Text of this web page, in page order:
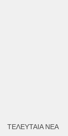
ΤΕΛΕΥΤΑΙΑ ΝΕΑ